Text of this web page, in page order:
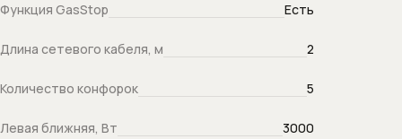
Функция GasStop Есть
Длина сетевого кабеля, м 2
Количество конфорок 5
Левая ближняя, Вт 3000